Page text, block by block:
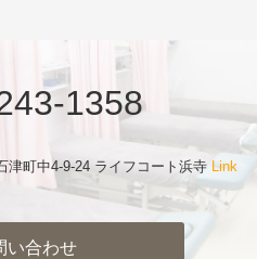
1358
津町中4-9-24 ライフコート浜寺 Link
い合わせ